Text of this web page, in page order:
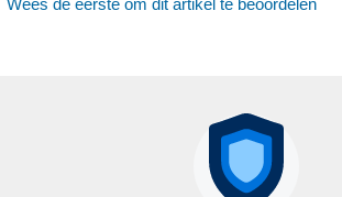
Wees de eerste om dit artikel te beoordelen